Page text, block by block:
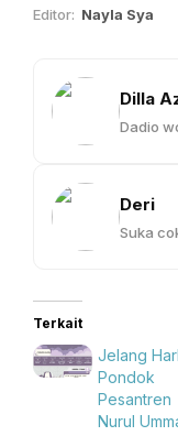
Editor: Nayla Sya
Dilla
Dadio
Deri
Suka
Terkait
Jelang
Pondok
Pesantren
Nurul